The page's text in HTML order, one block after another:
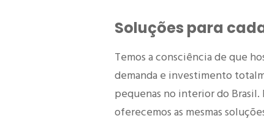
Soluções para
Temos a consciência de que
demanda e investimento
pequenas no interior do
oferecemos as mesmas